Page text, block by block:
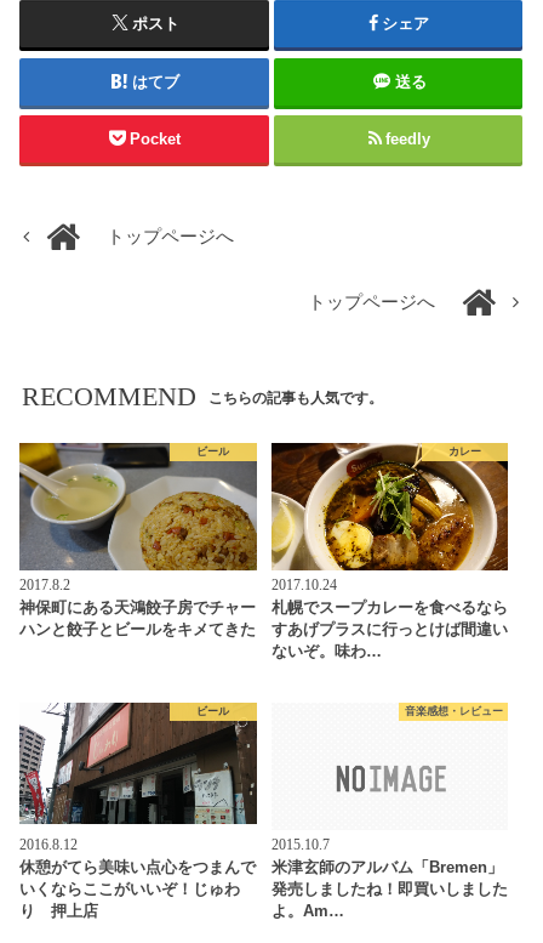
ポスト シェア
はてブ 送る
Pocket feedly
トップページへ
トップページへ
RECOMMEND こちらの記事も人気です。
ビール
2017.8.2
神保町にある天鴻餃子房でチャー
ハンと餃子とビールをキメてきた
カレー
2017.10.24
札幌でスープカレーを食べるなら
すあげプラスに行っとけば間違い
ないぞ。味わ…
ビール
2016.8.12
休憩がてら美味い点心をつまんで
いくならここがいいぞ！じゅわ
り 押上店
音楽感想・レビュー
2015.10.7
米津玄師のアルバム「Bremen」
発売しましたね！即買いしました
よ。Am…